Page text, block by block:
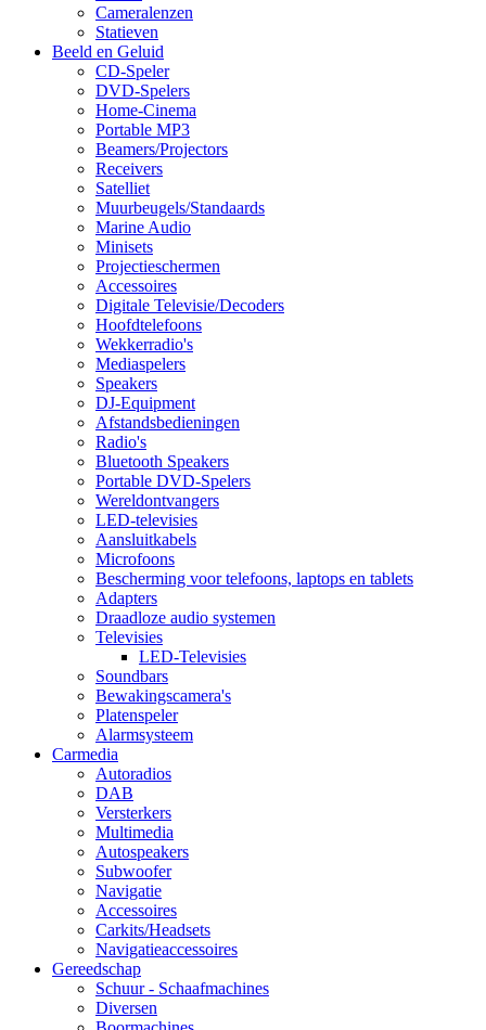
Cameralenzen
Statieven
Beeld en Geluid
CD-Speler
DVD-Spelers
Home-Cinema
Portable MP3
Beamers/Projectors
Receivers
Satelliet
Muurbeugels/Standaards
Marine Audio
Minisets
Projectieschermen
Accessoires
Digitale Televisie/Decoders
Hoofdtelefoons
Wekkerradio's
Mediaspelers
Speakers
DJ-Equipment
Afstandsbedieningen
Radio's
Bluetooth Speakers
Portable DVD-Spelers
Wereldontvangers
LED-televisies
Aansluitkabels
Microfoons
Bescherming voor telefoons, laptops en tablets
Adapters
Draadloze audio systemen
Televisies
LED-Televisies
Soundbars
Bewakingscamera's
Platenspeler
Alarmsysteem
Carmedia
Autoradios
DAB
Versterkers
Multimedia
Autospeakers
Subwoofer
Navigatie
Accessoires
Carkits/Headsets
Navigatieaccessoires
Gereedschap
Schuur - Schaafmachines
Diversen